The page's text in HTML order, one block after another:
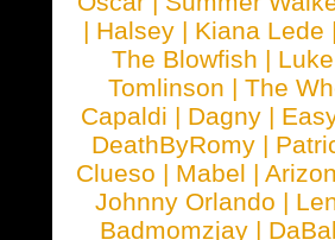
| Halsey | Kiana Lede
The Blowfish |
Tomlinson | The
Capaldi | Dagny |
DeathByRomy |
Clueso | Mabel |
Johnny Orlando |
Badmomzjay |